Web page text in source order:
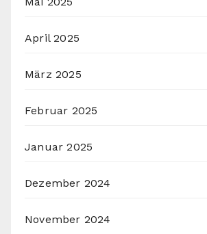
April 2025
März 2025
Februar 2025
Januar 2025
Dezember 2024
November 2024